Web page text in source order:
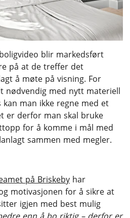
blir markedsført
på at de treffer det
å møte på visning. For
nødvendig med nytt materiell
kan man ikke regne med et
er derfor man skal bruke
for å komme i mål med
sammen med megler.
på Briskeby har
motivasjonen for å sikre at
igjen med best mulig